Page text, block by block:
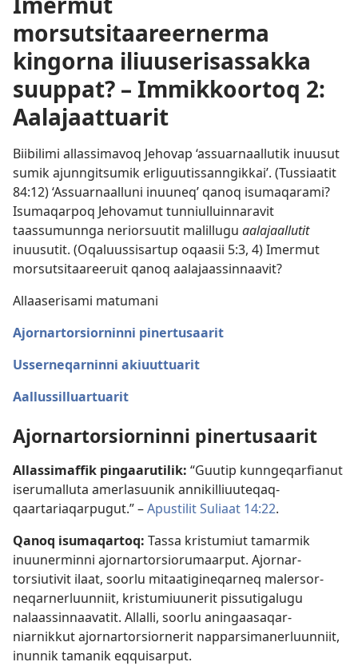
morsutsitaareernerma
kingorna iliuuserisassakka
suuppat? – Immikkoortoq 2:
Aalajaattuarit
Biibilimi allassimavoq Jehovap ‘assuarnaallutik inuusut
sumik ajunngitsumik erliguutis­sanngikkai’. (Tussiaatit
84:12) ‘Assuarnaalluni inuuneq’ qanoq isumaqarami?
Isumaqarpoq Jehovamut tunniul­luinnaravit
taassumunnga neriorsuutit malillugu aalajaallutit
inuusutit. (Oqaluus­sisartup oqaasii 5:3, 4) Imermut
morsutsitaareeruit qanoq aalajaas­sinnaavit?
Allaaserisami matumani
Ajornartorsiorninni pinertusaarit
Usserneqarninni akiuuttuarit
Aallussilluartuarit
Ajornar­torsiorninni pinertusaarit
Allassimaffik pingaarutilik: “Guutip kunngeqarfianut
iserumalluta amerlasuunik annikil­liuuteqaq­
qaartariaqarpugut.” –Apustilit Suliaat 14:22.
Qanoq isumaqartoq: Tassa kristumiut tamarmik
inuunerminni ajornar­torsiorumaarput. Ajornar­
torsiutivit ilaat, soorlu mitaatigineqarneq malersor­
neqarnerluunniit, kristumiuunerit pissutigalugu
nalaassin­naavatit. Allalli, soorlu aningaasaqar­
niarnikkut ajornar­torsiornerit napparsimanerluunniit,
inunnik tamanik eqquisarput.